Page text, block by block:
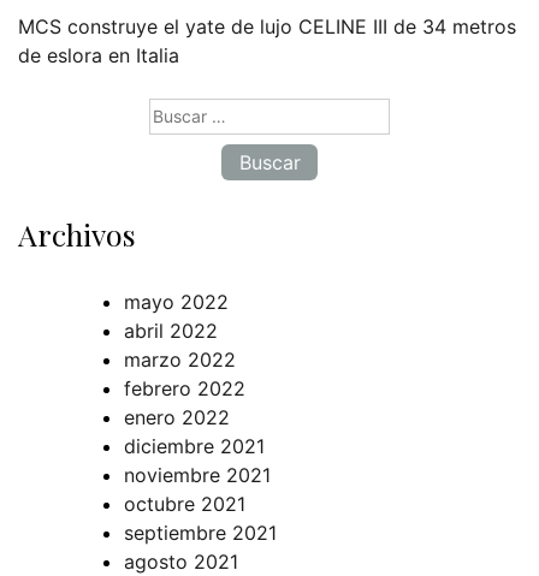
MCS construye el yate de lujo CELINE III de 34 metros
de eslora en Italia
Archivos
mayo 2022
abril 2022
marzo 2022
febrero 2022
enero 2022
diciembre 2021
noviembre 2021
octubre 2021
septiembre 2021
agosto 2021